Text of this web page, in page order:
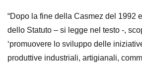
“Dopo la fine della Casmez del 1992
dello Statuto – si legge nel testo -,
‘promuovere lo sviluppo delle
produttive industriali, artigianali,